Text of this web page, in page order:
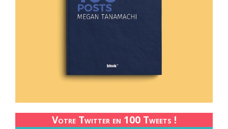
Votre Twitter en 100 Tweets !